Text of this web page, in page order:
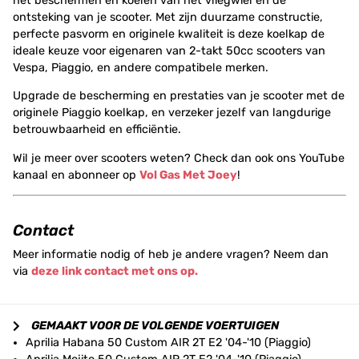
ontsteking van je scooter. Met zijn duurzame constructie,
perfecte pasvorm en originele kwaliteit is deze koelkap de
ideale keuze voor eigenaren van 2-takt 50cc scooters van
Vespa, Piaggio, en andere compatibele merken.
Upgrade de bescherming en prestaties van je scooter met de
originele Piaggio koelkap, en verzeker jezelf van langdurige
betrouwbaarheid en efficiëntie.
Wil je meer over scooters weten? Check dan ook ons YouTube
kanaal en abonneer op Vol Gas Met Joey!
Contact
Meer informatie nodig of heb je andere vragen? Neem dan
via deze link contact met ons op.
GEMAAKT VOOR DE VOLGENDE VOERTUIGEN
Aprilia Habana 50 Custom AIR 2T E2 '04-'10 (Piaggio)